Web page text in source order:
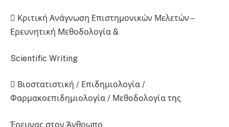
 Κριτική Ανάγνωση Επιστημονικών Μελετών –
Ερευνητική Μεθοδολογία &
Scientific Writing
 Βιοστατιστική / Επιδημιολογία /
Φαρμακοεπιδημιολογία / Μεθοδολογία της
Έρευνας στον Άνθρωπο